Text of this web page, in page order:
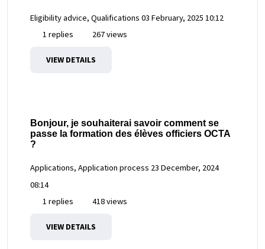
Eligibility advice, Qualifications 03 February, 2025 10:12
1 replies
267 views
VIEW DETAILS
Bonjour, je souhaiterai savoir comment se
passe la formation des élèves officiers OCTA
?
Applications, Application process 23 December, 2024
08:14
1 replies
418 views
VIEW DETAILS